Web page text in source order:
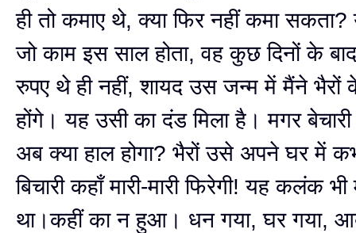
ही तो कमाए थे, क्या फिर नहीं कमा सकता?
जो काम इस साल होता, वह कुछ दिनों के
रुपए थे ही नहीं, शायद उस जन्म में मैंने भैरों
होंगे। यह उसी का दंड मिला है। मगर बेचारी
अब क्या हाल होगा? भैरों उसे अपने घर में
बिचारी कहाँ मारी-मारी फिरेगी! यह कलंक
था।कहीं का न हुआ। धन गया, घर गया,